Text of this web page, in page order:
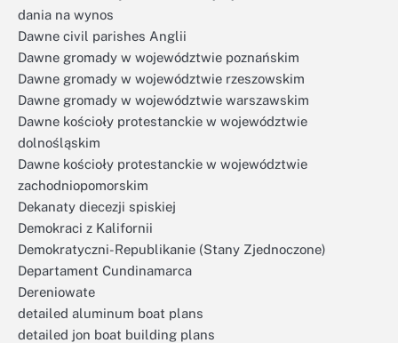
dania na wynos
Dawne civil parishes Anglii
Dawne gromady w województwie poznańskim
Dawne gromady w województwie rzeszowskim
Dawne gromady w województwie warszawskim
Dawne kościoły protestanckie w województwie
dolnośląskim
Dawne kościoły protestanckie w województwie
zachodniopomorskim
Dekanaty diecezji spiskiej
Demokraci z Kalifornii
Demokratyczni-Republikanie (Stany Zjednoczone)
Departament Cundinamarca
Dereniowate
detailed aluminum boat plans
detailed jon boat building plans